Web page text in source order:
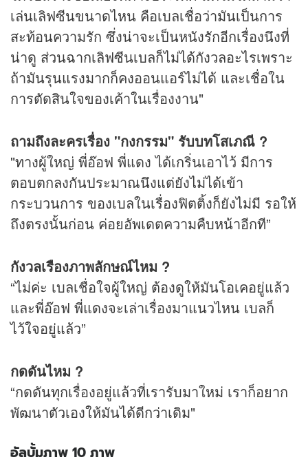
เล่นเลิฟซีนขนาดไหน คือเบลเชื่อว่ามันเป็นการ
สะท้อนความรัก ซึ่งน่าจะเป็นหนังรักอีกเรื่องนึงที่
น่าดู ส่วนฉากเลิฟซีนเบลก็ไม่ได้กังวลอะไรเพราะ
ถ้ามันรุนแรงมากก็คงออนแอร์ไม่ได้ และเชื่อใน
การตัดสินใจของเค้าในเรื่องงาน"
ถามถึงละครเรื่อง "กงกรรม" รับบทโสเภณี ?
"ทางผู้ใหญ่ พี่อ๊อฟ พี่แดง ได้เกริ่นเอาไว้ มีการ
ตอบตกลงกันประมาณนึงแต่ยังไม่ได้เข้า
กระบวนการ ของเบลในเรื่องฟิตติ้งก็ยังไม่มี รอให้
ถึงตรงนั้นก่อน ค่อยอัพเดตความคืบหน้าอีกที”
กังวลเรืองภาพลักษณ์ไหม ?
“ไม่ค่ะ เบลเชื่อใจผู้ใหญ่ ต้องดูให้มันโอเคอยู่แล้ว
และพี่อ๊อฟ พี่แดงจะเล่าเรื่องมาแนวไหน เบลก็
ไว้ใจอยู่แล้ว”
กดดันไหม ?
“กดดันทุกเรื่องอยู่แล้วที่เรารับมาใหม่ เราก็อยาก
พัฒนาตัวเองให้มันได้ดีกว่าเดิม"
อัลบั้มภาพ 10 ภาพ